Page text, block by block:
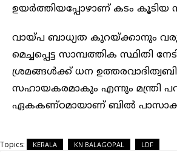
ഉയർത്തിയപ്പോഴാണ് കടം കൂടിയ
വായ്പ ബാധ്യത കുറയ്ക്കാനും
മെച്ചപ്പെട്ട സാമ്പത്തിക സ്ഥിതി
ശ്രമങ്ങൾക്ക് ധന
സഹായകരമാകും എന്നും മന്ത്രി
ഏകകണ്ഠമായാണ് ബിൽ
Topics: KERALA KN BALAGOPAL LDF